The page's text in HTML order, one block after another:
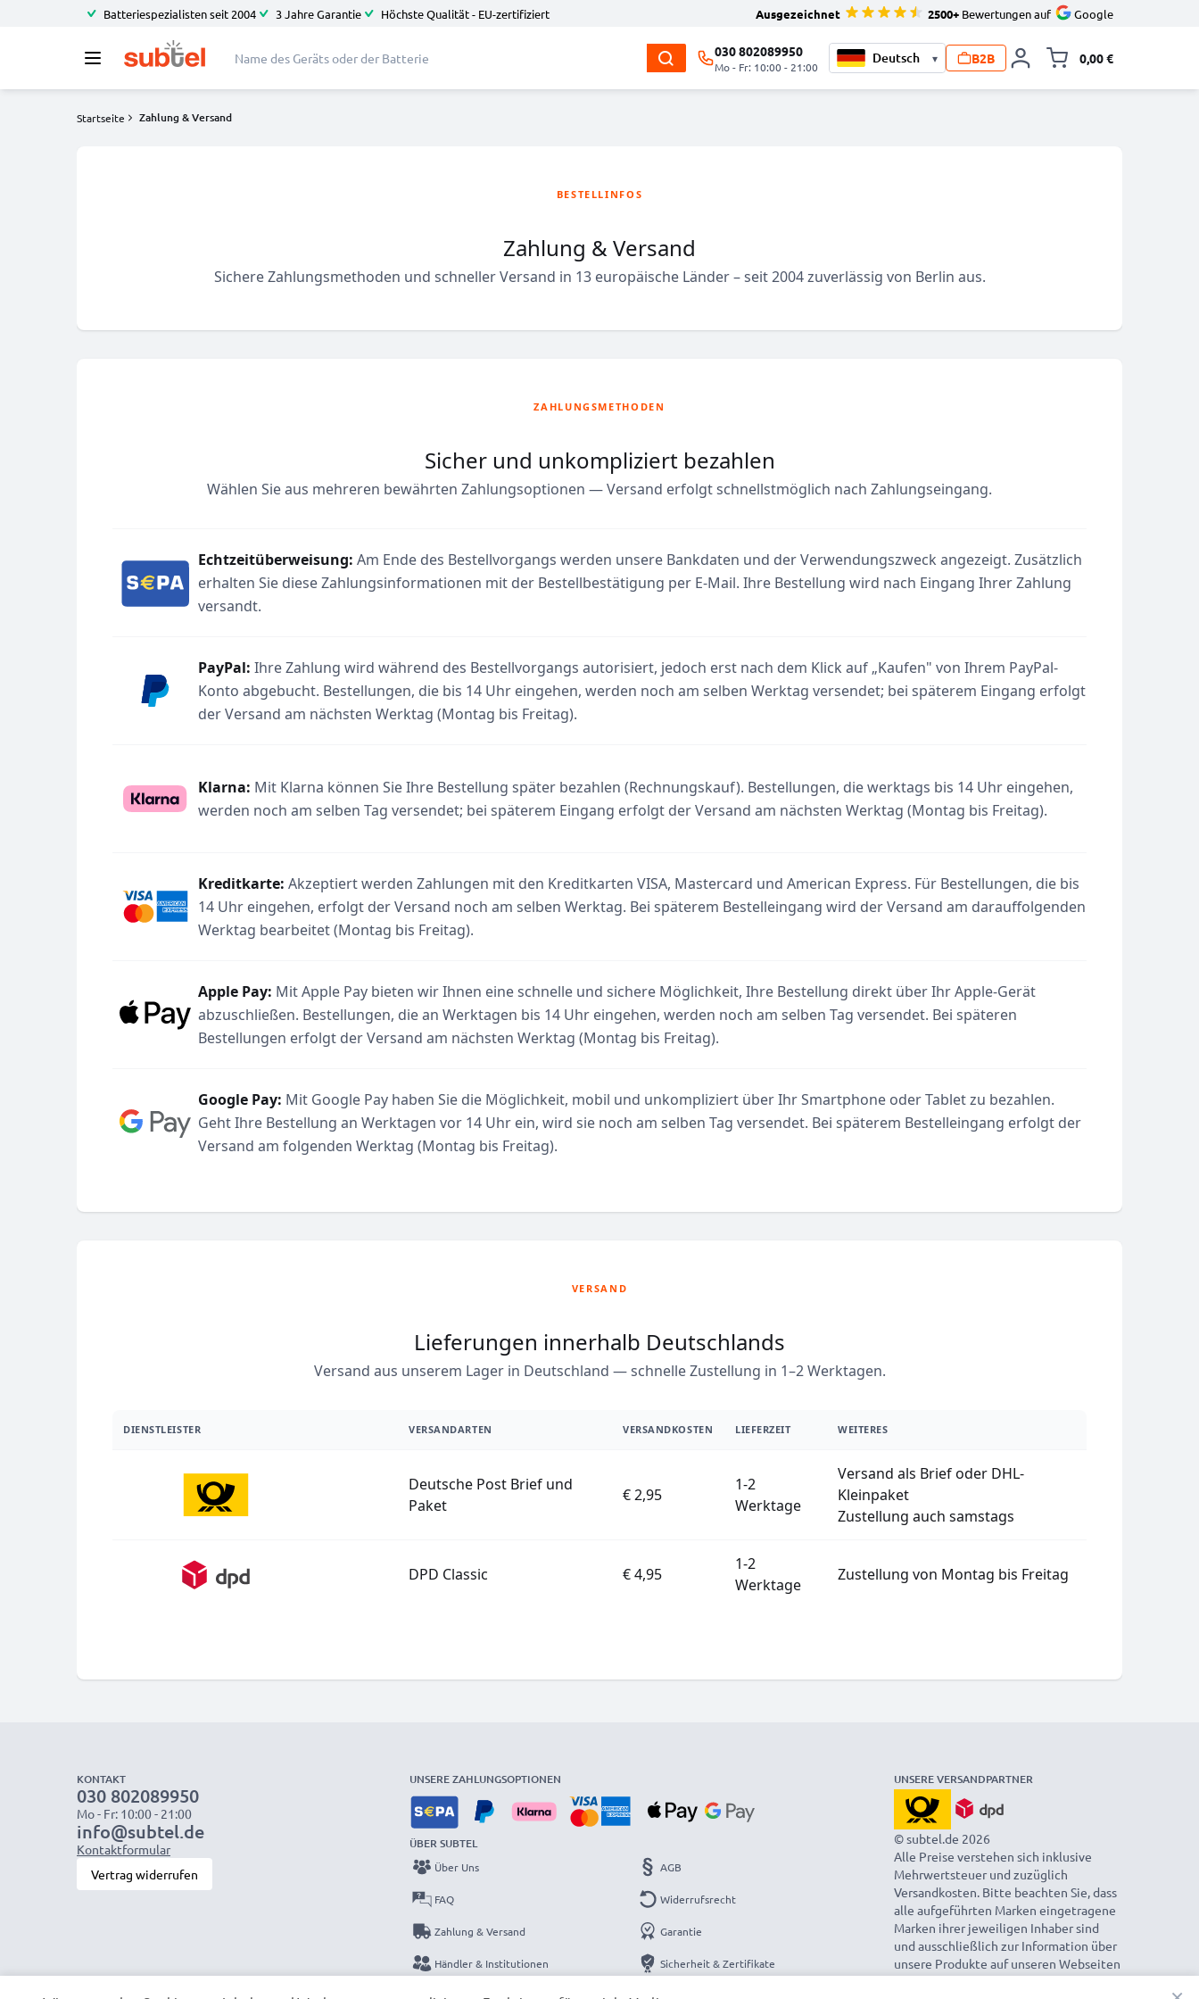
Batteriespezialisten seit 2004 3 Jahre Garantie Höchste Qualität - EU-zertifiziert Ausgezeichnet 2500+ Bewertungen auf Google
030 802089950
Mo - Fr: 10:00 - 21:00
▾ B2B 0,00 €
Startseite Zahlung & Versand
BESTELLINFOS
Zahlung & Versand
Sichere Zahlungsmethoden und schneller Versand in 13 europäische Länder – seit 2004 zuverlässig von Berlin aus.
ZAHLUNGSMETHODEN
Sicher und unkompliziert bezahlen
Wählen Sie aus mehreren bewährten Zahlungsoptionen — Versand erfolgt schnellstmöglich nach Zahlungseingang.
Echtzeitüberweisung: Am Ende des Bestellvorgangs werden unsere Bankdaten und der Verwendungszweck angezeigt. Zusätzlich
erhalten Sie diese Zahlungsinformationen mit der Bestellbestätigung per E-Mail. Ihre Bestellung wird nach Eingang Ihrer Zahlung
versandt.
PayPal: Ihre Zahlung wird während des Bestellvorgangs autorisiert, jedoch erst nach dem Klick auf „Kaufen" von Ihrem PayPal-
Konto abgebucht. Bestellungen, die bis 14 Uhr eingehen, werden noch am selben Werktag versendet; bei späterem Eingang erfolgt
der Versand am nächsten Werktag (Montag bis Freitag).
Klarna: Mit Klarna können Sie Ihre Bestellung später bezahlen (Rechnungskauf). Bestellungen, die werktags bis 14 Uhr eingehen,
werden noch am selben Tag versendet; bei späterem Eingang erfolgt der Versand am nächsten Werktag (Montag bis Freitag).
Kreditkarte: Akzeptiert werden Zahlungen mit den Kreditkarten VISA, Mastercard und American Express. Für Bestellungen, die bis
14 Uhr eingehen, erfolgt der Versand noch am selben Werktag. Bei späterem Bestelleingang wird der Versand am darauffolgenden
Werktag bearbeitet (Montag bis Freitag).
Apple Pay: Mit Apple Pay bieten wir Ihnen eine schnelle und sichere Möglichkeit, Ihre Bestellung direkt über Ihr Apple-Gerät
abzuschließen. Bestellungen, die an Werktagen bis 14 Uhr eingehen, werden noch am selben Tag versendet. Bei späteren
Bestellungen erfolgt der Versand am nächsten Werktag (Montag bis Freitag).
Google Pay: Mit Google Pay haben Sie die Möglichkeit, mobil und unkompliziert über Ihr Smartphone oder Tablet zu bezahlen.
Geht Ihre Bestellung an Werktagen vor 14 Uhr ein, wird sie noch am selben Tag versendet. Bei späterem Bestelleingang erfolgt der
Versand am folgenden Werktag (Montag bis Freitag).
VERSAND
Lieferungen innerhalb Deutschlands
Versand aus unserem Lager in Deutschland — schnelle Zustellung in 1–2 Werktagen.
DIENSTLEISTER VERSANDARTEN VERSANDKOSTEN LIEFERZEIT WEITERES
Deutsche Post Brief und
Paket
€ 2,95
1-2
Werktage
Versand als Brief oder DHL-
Kleinpaket
Zustellung auch samstags
DPD Classic € 4,95
1-2
Werktage
Zustellung von Montag bis Freitag
KONTAKT
030 802089950
Mo - Fr: 10:00 - 21:00
info@subtel.de
Kontaktformular
Vertrag widerrufen
UNSERE ZAHLUNGSOPTIONEN
ÜBER SUBTEL
Über Uns
FAQ
Zahlung & Versand
Händler & Institutionen
Kataloge
AGB
Widerrufsrecht
Garantie
Sicherheit & Zertifikate
UNSERE VERSANDPARTNER
© subtel.de 2026
Alle Preise verstehen sich inklusive
Mehrwertsteuer und zuzüglich
Versandkosten. Bitte beachten Sie, dass
alle aufgeführten Marken eingetragene
Marken ihrer jeweiligen Inhaber sind
und ausschließlich zur Information über
unsere Produkte auf unseren Webseiten
genannt werden.